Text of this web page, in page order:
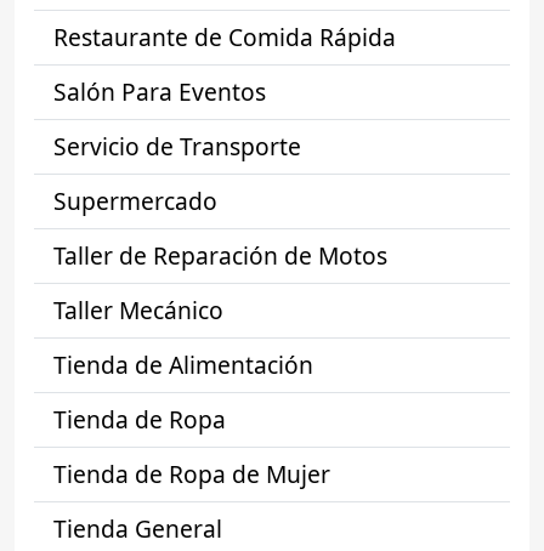
Restaurante de Comida Rápida
Salón Para Eventos
Servicio de Transporte
Supermercado
Taller de Reparación de Motos
Taller Mecánico
Tienda de Alimentación
Tienda de Ropa
Tienda de Ropa de Mujer
Tienda General